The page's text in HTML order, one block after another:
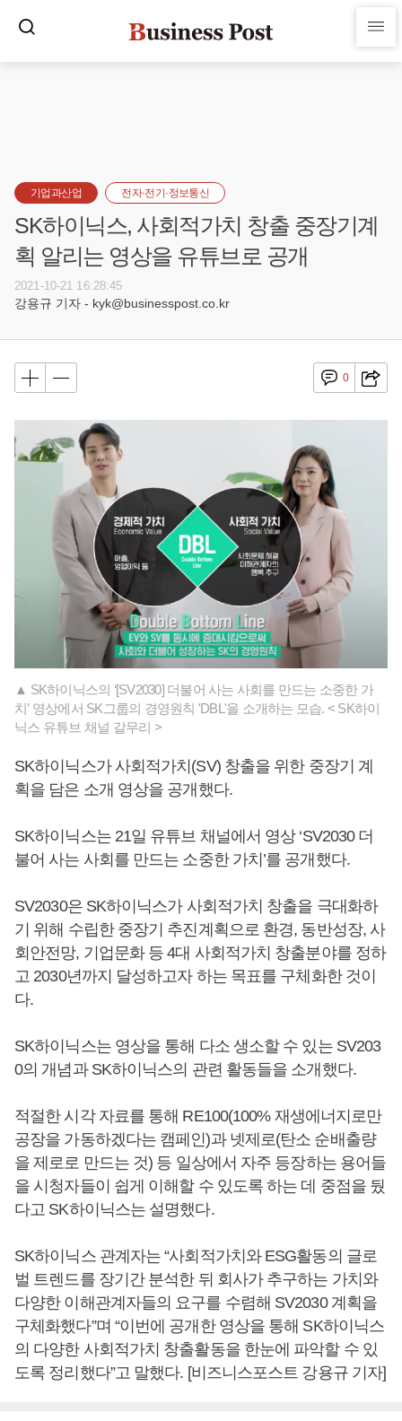
기업과산업 전자·전기·정보통신
SK하이닉스, 사회적가치 창출 중장기계
획 알리는 영상을 유튜브로 공개
2021-10-21 16:28:45
강용규 기자 - kyk@businesspost.co.kr
0
▲ SK하이닉스의 ‘[SV2030] 더불어 사는 사회를 만드는 소중한 가
치’ 영상에서 SK그룹의 경영원칙 'DBL'을 소개하는 모습. < SK하이
닉스 유튜브 채널 갈무리 >
SK하이닉스가 사회적가치(SV) 창출을 위한 중장기 계
획을 담은 소개 영상을 공개했다.
SK하이닉스는 21일 유튜브 채널에서 영상 ‘SV2030 더
불어 사는 사회를 만드는 소중한 가치’를 공개했다.
SV2030은 SK하이닉스가 사회적가치 창출을 극대화하
기 위해 수립한 중장기 추진계획으로 환경, 동반성장, 사
회안전망, 기업문화 등 4대 사회적가치 창출분야를 정하
고 2030년까지 달성하고자 하는 목표를 구체화한 것이
다.
SK하이닉스는 영상을 통해 다소 생소할 수 있는 SV203
0의 개념과 SK하이닉스의 관련 활동들을 소개했다.
적절한 시각 자료를 통해 RE100(100% 재생에너지로만
공장을 가동하겠다는 캠페인)과 넷제로(탄소 순배출량
을 제로로 만드는 것) 등 일상에서 자주 등장하는 용어들
을 시청자들이 쉽게 이해할 수 있도록 하는 데 중점을 뒀
다고 SK하이닉스는 설명했다.
SK하이닉스 관계자는 “사회적가치와 ESG활동의 글로
벌 트렌드를 장기간 분석한 뒤 회사가 추구하는 가치와
다양한 이해관계자들의 요구를 수렴해 SV2030 계획을
구체화했다”며 “이번에 공개한 영상을 통해 SK하이닉스
의 다양한 사회적가치 창출활동을 한눈에 파악할 수 있
도록 정리했다”고 말했다. [비즈니스포스트 강용규 기자]